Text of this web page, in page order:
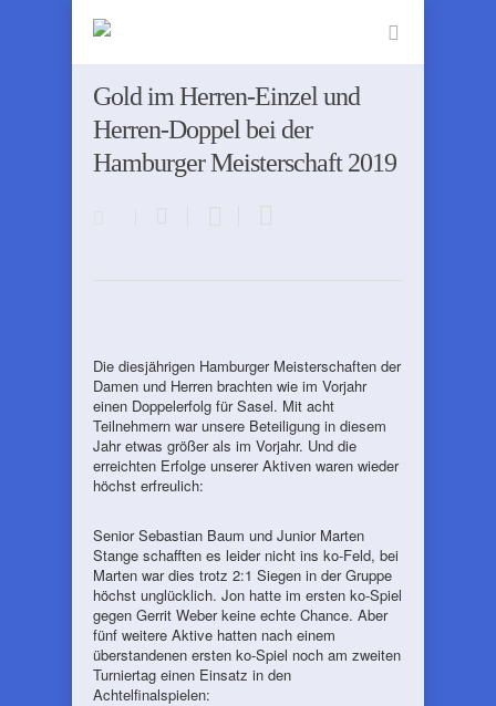
Gold im Herren-Einzel und
Herren-Doppel bei der
Hamburger Meisterschaft 2019
Die diesjährigen Hamburger Meisterschaften der
Damen und Herren brachten wie im Vorjahr
einen Doppelerfolg für Sasel. Mit acht
Teilnehmern war unsere Beteiligung in diesem
Jahr etwas größer als im Vorjahr. Und die
erreichten Erfolge unserer Aktiven waren wieder
höchst erfreulich:
Senior Sebastian Baum und Junior Marten
Stange schafften es leider nicht ins ko-Feld, bei
Marten war dies trotz 2:1 Siegen in der Gruppe
höchst unglücklich. Jon hatte im ersten ko-Spiel
gegen Gerrit Weber keine echte Chance. Aber
fünf weitere Aktive hatten nach einem
überstandenen ersten ko-Spiel noch am zweiten
Turniertag einen Einsatz in den
Achtelfinalspielen: